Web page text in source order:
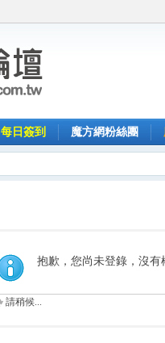
每日簽到 魔方網粉絲團
抱歉，您尚未登錄，沒有
請稍候...